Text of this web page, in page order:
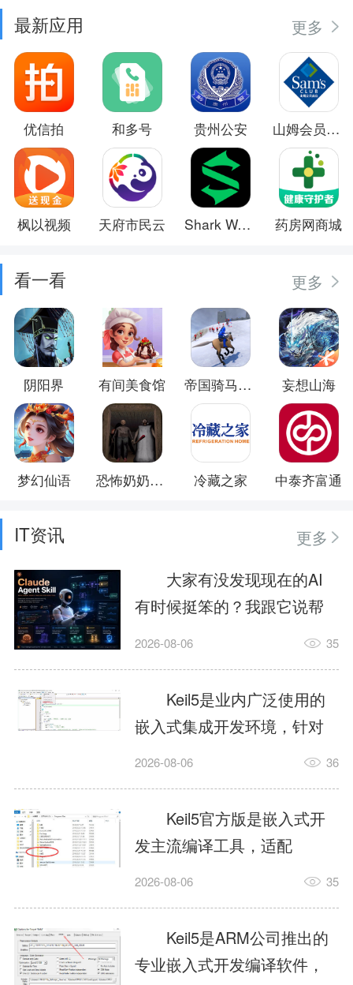
最新应用 更多
优信拍 和多号 贵州公安 山姆会员商店
枫以视频 天府市民云 Shark Wear 药房网商城
看一看 更多
阴阳界 有间美食馆 帝国骑马砍杀 妄想山海
梦幻仙语 恐怖奶奶惊魂夜 冷藏之家 中泰齐富通
IT资讯
更多
大家有没发现现在的AI
有时候挺笨的？我跟它说帮
我订个明天早上的闹钟，它
这样？因为AI，就是个只会
耍嘴皮子的书呆子。它脑子
里有海量知识，但没有真正
激发出来实力。而
AgentSkill，就是给AI大脑装
上的一双机械手，它真的能
解决很多问题。1什么是
AgentSkillSkill指...
2026-08-06 35
Keil5是业内广泛使用的
嵌入式集成开发环境，针对
ARM、51内核单片机提供编
力，代码编译稳定，调试工
具成熟，大量开源项目基于
该平台开发。新项目需要单
独下载对应芯片支持包，新
手配置难度较高，正版商业
授权费用不菲，未授权版本
存在程序容量限制，适合硬
2026-08-06 36
Keil5官方版是嵌入式开
发主流编译工具，适配
STM32、51单片机等多款芯
在线调试、代码仿真，兼容
众多厂商芯片安装包。软件
需要手动添加器件库，初次
2026-08-06 35
Keil5是ARM公司推出的
专业嵌入式开发编译软件，